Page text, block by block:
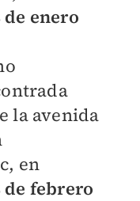
de enero
la avenida
en
de febrero